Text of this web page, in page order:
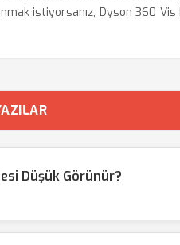
istiyorsanız, Dyson 360
Düşük Görünür?